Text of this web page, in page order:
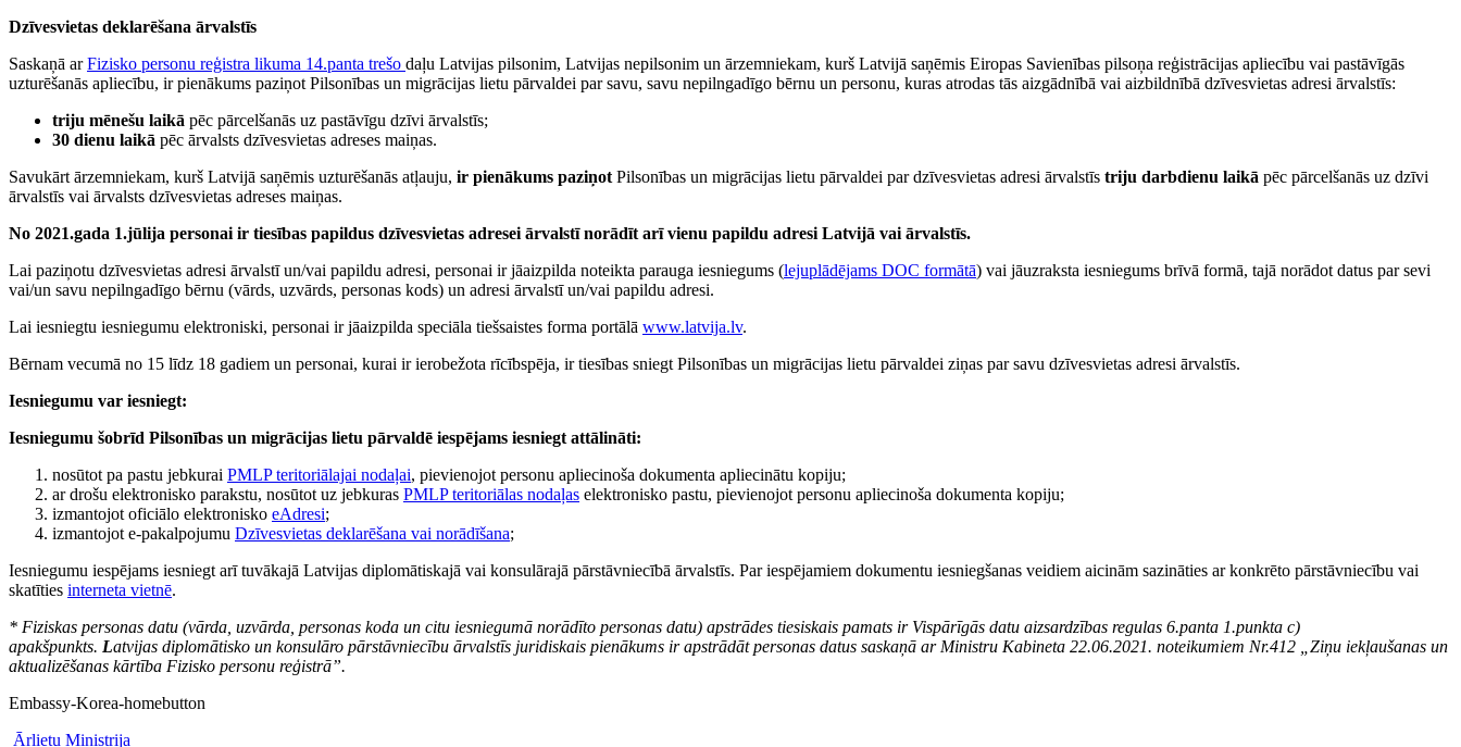
Dzīvesvietas deklarēšana ārvalstīs
Saskaņā arFizisko personu reģistra likuma 14.panta trešo daļu Latvijas pilsonim, Latvijas nepilsonim un ārzemniekam, kurš Latvijā saņēmis Eiropas Savienības pilsoņa reģistrācijas apliecību vai pastāvīgās
uzturēšanās apliecību, ir pienākums paziņot Pilsonības un migrācijas lietu pārvaldei par savu, savu nepilngadīgo bērnu un personu, kuras atrodas tās aizgādnībā vai aizbildnībā dzīvesvietas adresi ārvalstīs:
triju mēnešu laikā pēc pārcelšanās uz pastāvīgu dzīvi ārvalstīs;
30 dienu laikā pēc ārvalsts dzīvesvietas adreses maiņas.
Savukārt ārzemniekam, kurš Latvijā saņēmis uzturēšanās atļauju, ir pienākums paziņot Pilsonības un migrācijas lietu pārvaldei par dzīvesvietas adresi ārvalstīs triju darbdienu laikā pēc pārcelšanās uz dzīvi
ārvalstīs vai ārvalsts dzīvesvietas adreses maiņas.
No 2021.gada 1.jūlija personai ir tiesības papildus dzīvesvietas adresei ārvalstī norādīt arī vienu papildu adresi Latvijā vai ārvalstīs.
Lai paziņotu dzīvesvietas adresi ārvalstī un/vai papildu adresi, personai ir jāaizpilda noteikta parauga iesniegums (lejuplādējams DOC formātā) vai jāuzraksta iesniegums brīvā formā, tajā norādot datus par sevi
vai/un savu nepilngadīgo bērnu (vārds, uzvārds, personas kods) un adresi ārvalstī un/vai papildu adresi.
Lai iesniegtu iesniegumu elektroniski, personai ir jāaizpilda speciāla tiešsaistes forma portālā www.latvija.lv.
Bērnam vecumā no 15 līdz 18 gadiem un personai, kurai ir ierobežota rīcībspēja, ir tiesības sniegt Pilsonības un migrācijas lietu pārvaldei ziņas par savu dzīvesvietas adresi ārvalstīs.
Iesniegumu var iesniegt:
Iesniegumu šobrīd Pilsonības un migrācijas lietu pārvaldē iespējams iesniegt attālināti:
nosūtot pa pastu jebkurai PMLP teritoriālajai nodaļai, pievienojot personu apliecinoša dokumenta apliecinātu kopiju;
ar drošu elektronisko parakstu, nosūtot uz jebkuras PMLP teritoriālas nodaļas elektronisko pastu, pievienojot personu apliecinoša dokumenta kopiju;
izmantojot oficiālo elektronisko eAdresi;
izmantojot e-pakalpojumu Dzīvesvietas deklarēšana vai norādīšana;
Iesniegumu iespējams iesniegt arī tuvākajā Latvijas diplomātiskajā vai konsulārajā pārstāvniecībā ārvalstīs. Par iespējamiem dokumentu iesniegšanas veidiem aicinām sazināties ar konkrēto pārstāvniecību vai
skatīties interneta vietnē.
* Fiziskas personas datu (vārda, uzvārda, personas koda un citu iesniegumā norādīto personas datu) apstrādes tiesiskais pamats ir Vispārīgās datu aizsardzības regulas 6.panta 1.punkta c)
apakšpunkts. Latvijas diplomātisko un konsulāro pārstāvniecību ārvalstīs juridiskais pienākums ir apstrādāt personas datus saskaņā ar Ministru Kabineta 22.06.2021. noteikumiem Nr.412 „Ziņu iekļaušanas un
aktualizēšanas kārtība Fizisko personu reģistrā”.
Embassy-Korea-homebutton
Ārlietu Ministrija